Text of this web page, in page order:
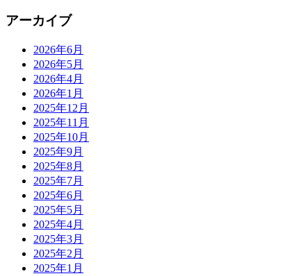
アーカイブ
2026年6月
2026年5月
2026年4月
2026年1月
2025年12月
2025年11月
2025年10月
2025年9月
2025年8月
2025年7月
2025年6月
2025年5月
2025年4月
2025年3月
2025年2月
2025年1月